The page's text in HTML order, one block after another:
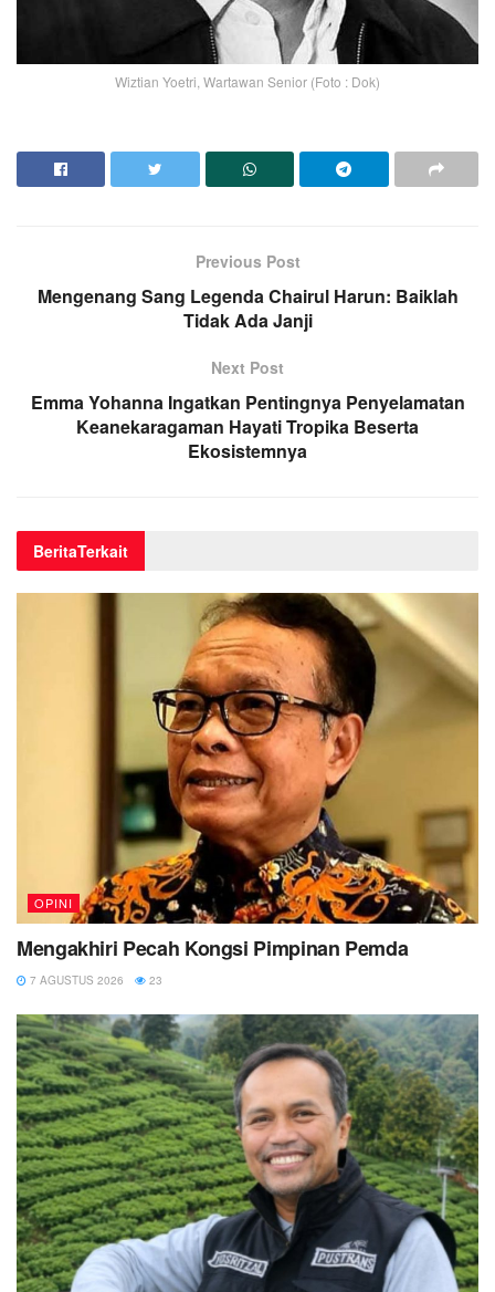
Wiztian Yoetri, Wartawan Senior (Foto : Dok)
Previous Post
Mengenang Sang Legenda Chairul Harun: Baiklah
Tidak Ada Janji
Next Post
Emma Yohanna Ingatkan Pentingnya Penyelamatan
Keanekaragaman Hayati Tropika Beserta
Ekosistemnya
BeritaTerkait
OPINI
Mengakhiri Pecah Kongsi Pimpinan Pemda
7 AGUSTUS 2026 23